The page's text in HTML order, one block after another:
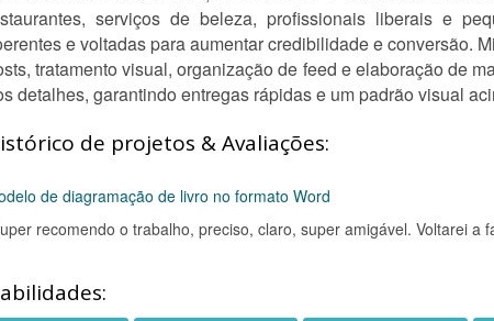
serviços de beleza, profissionais liberais e
e voltadas para aumentar credibilidade e conversão.
tratamento visual, organização de feed e elaboração de
detalhes, garantindo entregas rápidas e um padrão visual
de projetos & Avaliações:
de diagramação de livro no formato Word
recomendo o trabalho, preciso, claro, super amigável. Voltarei a